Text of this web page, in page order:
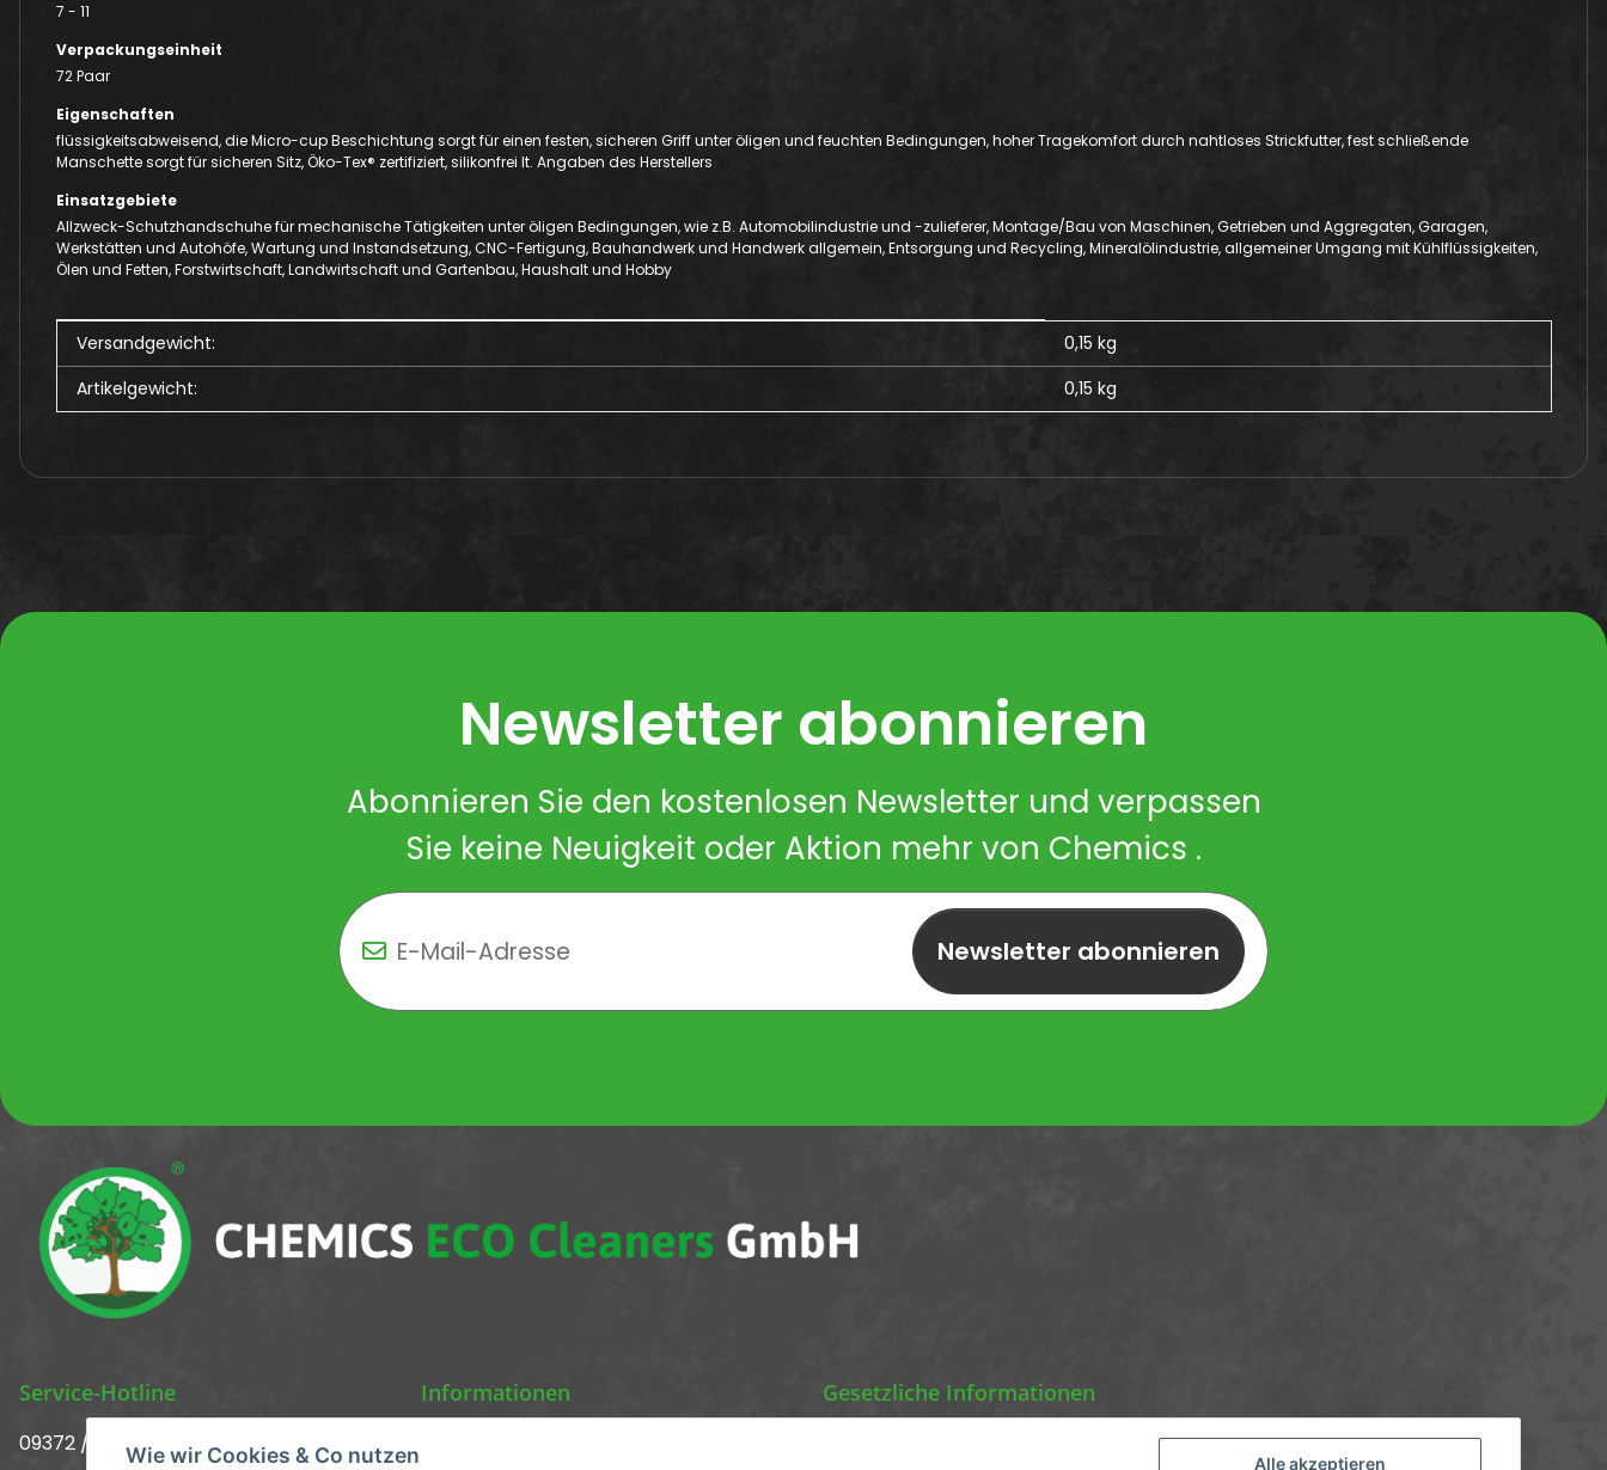
Alle akzeptieren
Wie wir Cookies & Co nutzen
7 - 11
Verpackungseinheit
72 Paar
Eigenschaften
flüssigkeitsabweisend, die Micro-cup Beschichtung sorgt für einen festen, sicheren Griff unter öligen und feuchten Bedingungen, hoher Tragekomfort durch nahtloses Strickfutter, fest schließende
Manschette sorgt für sicheren Sitz, Öko-Tex® zertifiziert, silikonfrei lt. Angaben des Herstellers
Einsatzgebiete
Allzweck-Schutzhandschuhe für mechanische Tätigkeiten unter öligen Bedingungen, wie z.B. Automobilindustrie und -zulieferer, Montage/Bau von Maschinen, Getrieben und Aggregaten, Garagen,
Werkstätten und Autohöfe, Wartung und Instandsetzung, CNC-Fertigung, Bauhandwerk und Handwerk allgemein, Entsorgung und Recycling, Mineralölindustrie, allgemeiner Umgang mit Kühlflüssigkeiten,
Ölen und Fetten, Forstwirtschaft, Landwirtschaft und Gartenbau, Haushalt und Hobby
Produkteigenschaft
Wert
Versandgewicht:
0,15 kg
Artikelgewicht:
0,15 kg
Newsletter abonnieren
Abonnieren Sie den kostenlosen Newsletter und verpassen
Sie keine Neuigkeit oder Aktion mehr von Chemics .
Newsletter abonnieren
Service-Hotline
09372 / 70 80 90
Informationen Gesetzliche Informationen